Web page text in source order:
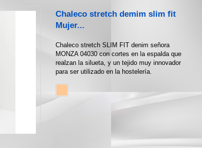
Chaleco stretch demim slim fit
Mujer...
Chaleco stretch SLIM FIT denim señora
MONZA 04030 con cortes en la espalda que
realzan la silueta, y un tejido muy innovador
para ser utilizado en la hostelería.